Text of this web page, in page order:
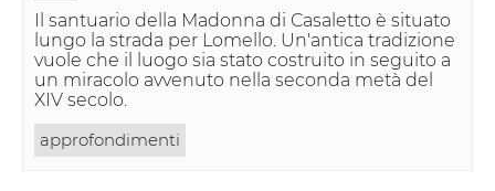
Il santuario della Madonna di Casaletto è situato
lungo la strada per Lomello. Un'antica tradizione
vuole che il luogo sia stato costruito in seguito a
un miracolo avvenuto nella seconda metà del
XIV secolo.
approfondimenti